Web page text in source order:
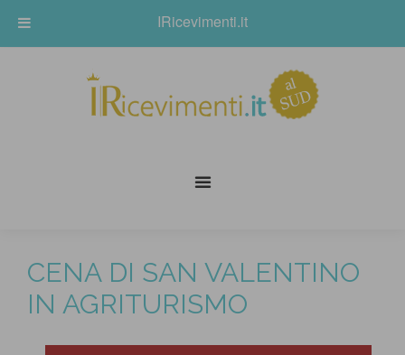
CENA DI SAN VALENTINO
IN AGRITURISMO
IRicevimenti.it